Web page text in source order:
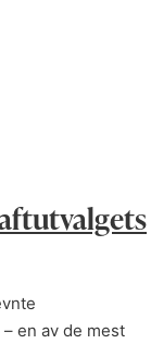
en av de mest